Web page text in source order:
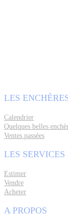
LES
Calendrier
Quelques belles
Ventes passées
LES SERVICES
Estimer
Vendre
Acheter
A PROPOS